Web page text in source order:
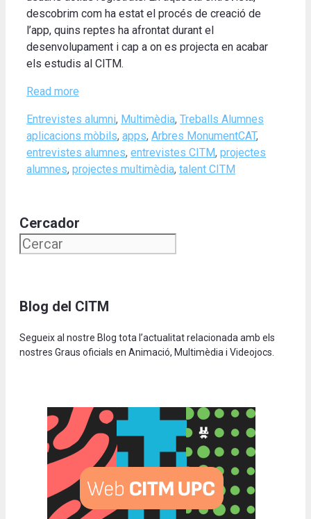
descobrim com ha estat el procés de creació de
l’app, quins reptes ha afrontat durant el
desenvolupament i cap a on es projecta en acabar
els estudis al CITM.
Read more
Categories
Entrevistes alumni, Multimèdia, Treballs Alumnes
aplicacions mòbils, apps, Arbres MonumentCAT,
entrevistes alumnes, entrevistes CITM, projectes
alumnes, projectes multimèdia, talent CITM
Cercador
Blog del CITM
Segueix al nostre Blog tota l’actualitat relacionada amb els
nostres Graus oficials en Animació, Multimèdia i Videojocs.